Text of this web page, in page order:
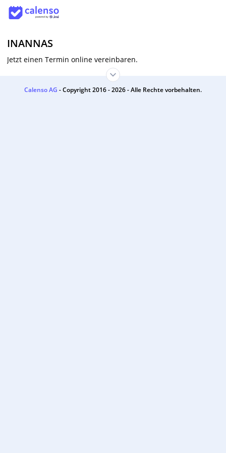
INANNAS
Jetzt einen Termin online vereinbaren.
Calenso AG - Copyright 2016 - 2026 - Alle Rechte vorbehalten.